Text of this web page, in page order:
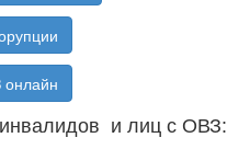
онлайн
и лиц с ОВЗ: